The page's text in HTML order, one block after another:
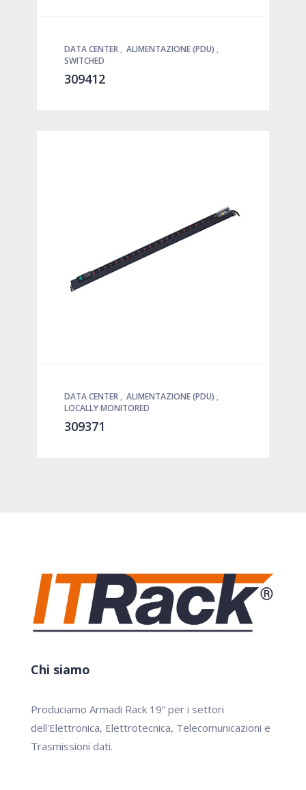
DATA CENTER , ALIMENTAZIONE (PDU) ,
SWITCHED
309412
DATA CENTER , ALIMENTAZIONE (PDU) ,
LOCALLY MONITORED
309371
Chi siamo
Produciamo Armadi Rack 19” per i settori
dell'Elettronica, Elettrotecnica, Telecomunicazioni e
Trasmissioni dati.